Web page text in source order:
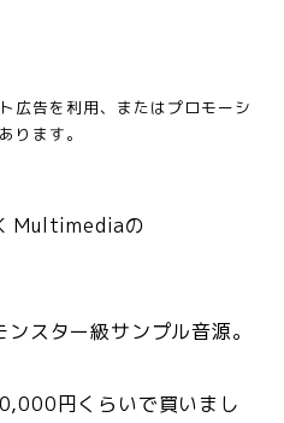
広告を利用、またはプロモーシ
ります。
Multimediaの
スター級サンプル音源。
円くらいで買いまし